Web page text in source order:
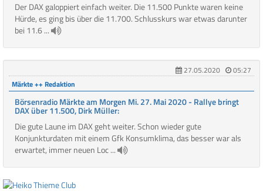
Der DAX galoppiert einfach weiter. Die 11.500 Punkte waren keine
Hürde, es ging bis über die 11.700. Schlusskurs war etwas darunter
bei 11.6 ...
27.05.2020
05:27
Märkte ++ Redaktion
Börsenradio Märkte am Morgen Mi. 27. Mai 2020 - Rallye bringt
DAX über 11.500, Dirk Müller:
Die gute Laune im DAX geht weiter. Schon wieder gute
Konjunkturdaten mit einem Gfk Konsumklima, das besser war als
erwartet, immer neuen Loc ...